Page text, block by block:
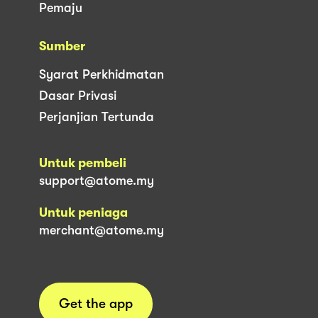
Pemaju
Sumber
Syarat Perkhidmatan
Dasar Privasi
Perjanjian Tertunda
Untuk pembeli
support@atome.my
Untuk peniaga
merchant@atome.my
Get the app